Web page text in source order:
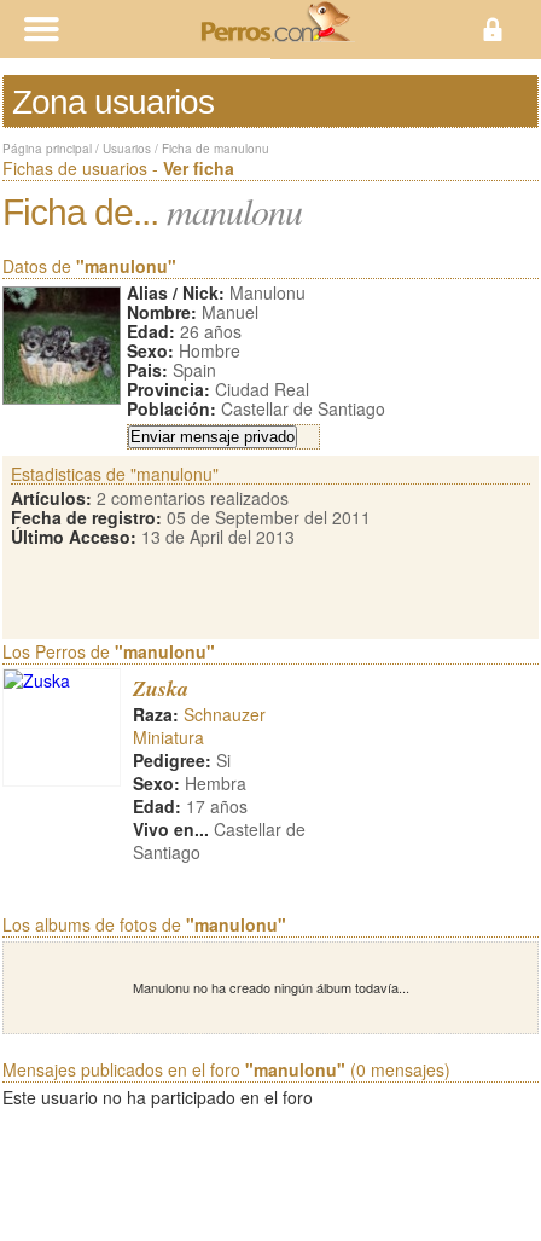
Zona usuarios
Página principal / Usuarios / Ficha de manulonu
Fichas de usuarios - Ver ficha
Ficha de... manulonu
Datos de "manulonu"
Alias / Nick: Manulonu
Nombre: Manuel
Edad: 26 años
Sexo: Hombre
Pais: Spain
Provincia: Ciudad Real
Población: Castellar de Santiago
Estadisticas de "manulonu"
Artículos: 2 comentarios realizados
Fecha de registro: 05 de September del 2011
Último Acceso: 13 de April del 2013
Los Perros de "manulonu"
Zuska
Raza: Schnauzer
Miniatura
Pedigree: Si
Sexo: Hembra
Edad: 17 años
Vivo en... Castellar de
Santiago
Los albums de fotos de "manulonu"
Manulonu no ha creado ningún álbum todavía...
Mensajes publicados en el foro "manulonu" (0 mensajes)
Este usuario no ha participado en el foro